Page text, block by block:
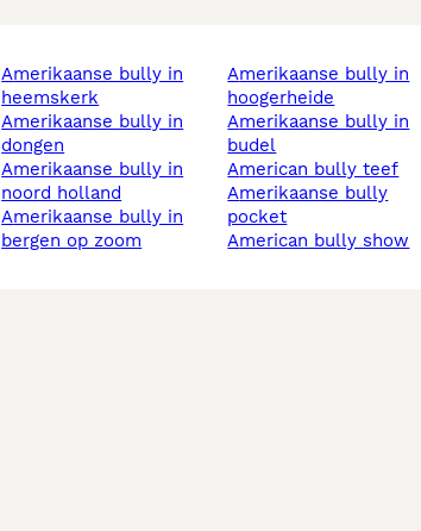
amerikaanse bully in
heemskerk
amerikaanse bully in
dongen
amerikaanse bully in
noord holland
amerikaanse bully in
bergen op zoom
amerikaanse bully in
hoogerheide
amerikaanse bully in
budel
american bully teef
amerikaanse bully
pocket
american bully show